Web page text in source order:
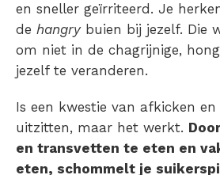
en sneller geïrriteerd. Je
de hangrybuien bij jezelf. Die
om niet in de chagrijnige,
jezelf te veranderen.
Is een kwestie van afkicken
uitzitten, maar het werkt.
en transvetten te eten en
eten, schommelt je